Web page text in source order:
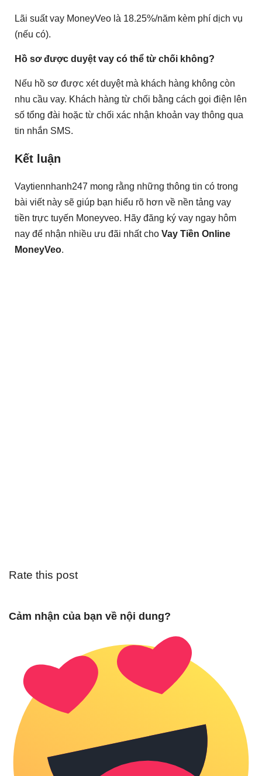
Lãi suất vay MoneyVeo là 18.25%/năm kèm phí dịch vụ
(nếu có).
Hồ sơ được duyệt vay có thể từ chối không?
Nếu hồ sơ được xét duyệt mà khách hàng không còn
nhu cầu vay. Khách hàng từ chối bằng cách gọi điện lên
số tổng đài hoặc từ chối xác nhận khoản vay thông qua
tin nhắn SMS.
Kết luận
Vaytiennhanh247 mong rằng những thông tin có trong
bài viết này sẽ giúp bạn hiểu rõ hơn về nền tảng vay
tiền trực tuyến Moneyveo. Hãy đăng ký vay ngay hôm
nay để nhận nhiều ưu đãi nhất cho Vay Tiền Online
MoneyVeo.
Rate this post
Cảm nhận của bạn về nội dung?